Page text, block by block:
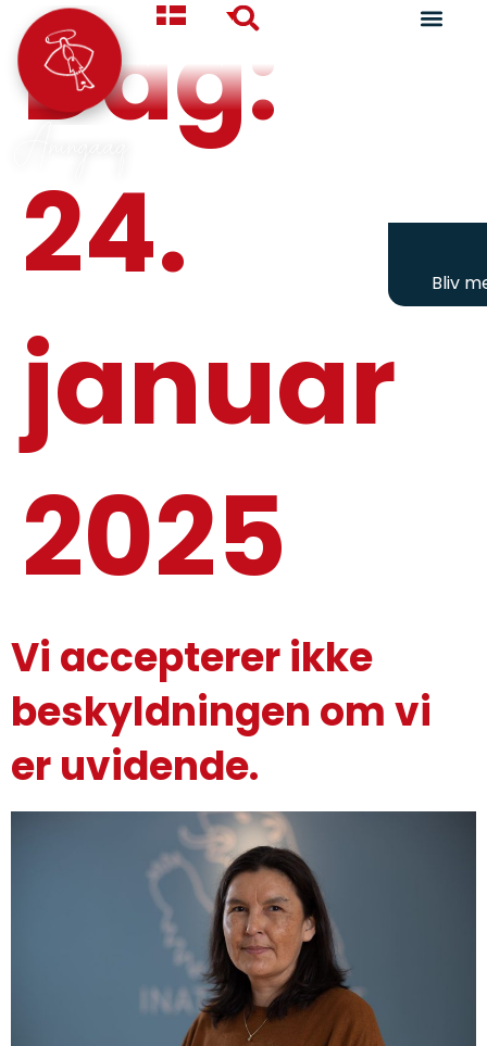
Bliv
Dag:
24.
januar
2025
Vi accepterer ikke
beskyldningen om vi
er uvidende.